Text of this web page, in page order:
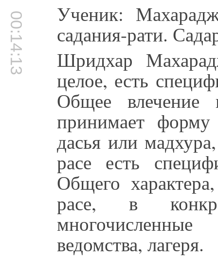
00:14:13 Ученик:
садания-рати.
Шридхар
целое, есть
Общее влечение
принимает
дасья или
расе есть
Общего
расе, в
ведомства, лагеря.